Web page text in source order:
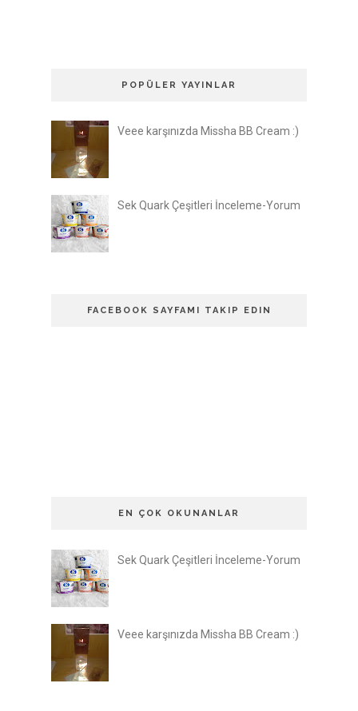
POPÜLER YAYINLAR
Veee karşınızda Missha BB Cream :)
Sek Quark Çeşitleri İnceleme-Yorum
FACEBOOK SAYFAMI TAKIP EDIN
EN ÇOK OKUNANLAR
Sek Quark Çeşitleri İnceleme-Yorum
Veee karşınızda Missha BB Cream :)